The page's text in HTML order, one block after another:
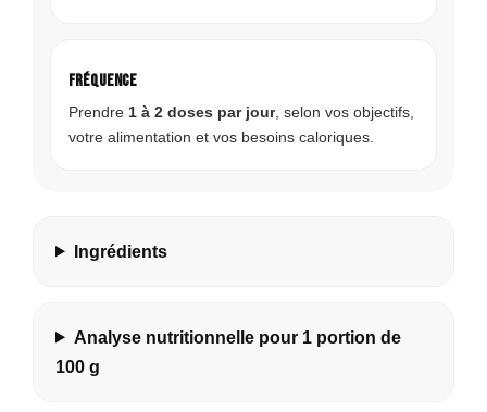
Fréquence
Prendre 1 à 2 doses par jour, selon vos objectifs,
votre alimentation et vos besoins caloriques.
Ingrédients
Analyse nutritionnelle pour 1 portion de
100 g